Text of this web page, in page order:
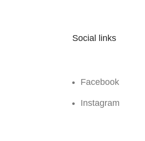
Social links
Facebook
Instagram